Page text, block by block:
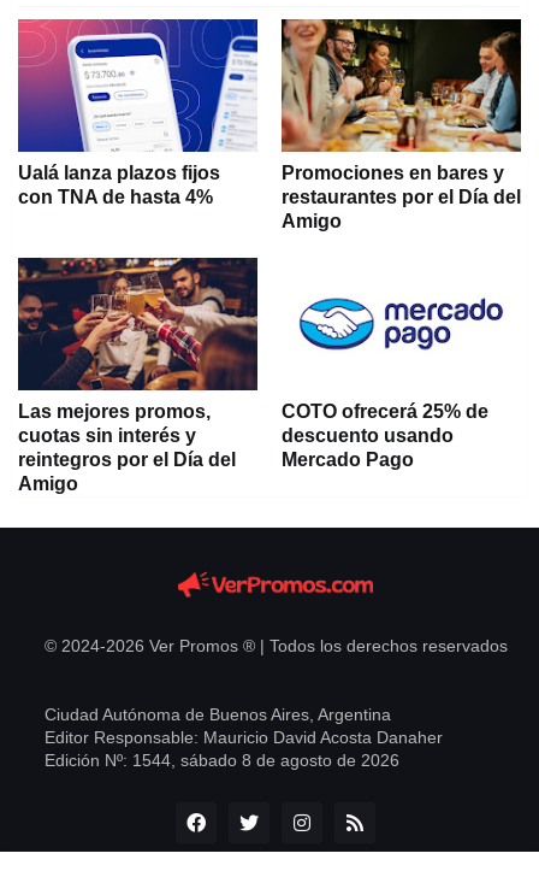
Ualá lanza plazos fijos
con TNA de hasta 4%
Promociones en bares y
restaurantes por el Día del
Amigo
Las mejores promos,
cuotas sin interés y
reintegros por el Día del
Amigo
COTO ofrecerá 25% de
descuento usando
Mercado Pago
© 2024-2026 Ver Promos ® | Todos los derechos reservados
Ciudad Autónoma de Buenos Aires, Argentina
Editor Responsable: Mauricio David Acosta Danaher
Edición Nº: 1544, sábado 8 de agosto de 2026